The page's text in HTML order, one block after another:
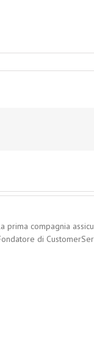
prima compagnia
di